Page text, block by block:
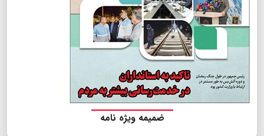
ضمیمه ویژه نامه